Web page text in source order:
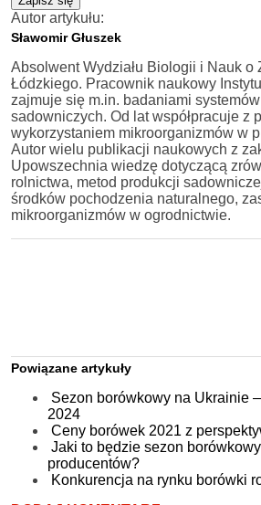
Autor artykułu:
Sławomir Głuszek
Absolwent Wydziału Biologii i Nauk o
Łódzkiego. Pracownik naukowy
zajmuje się m.in. badaniami
sadowniczych. Od lat współpracuje z
wykorzystaniem mikroorganizmów w
Autor wielu publikacji naukowych z
Upowszechnia wiedzę dotyczącą
rolnictwa, metod produkcji
środków pochodzenia naturalnego,
mikroorganizmów w ogrodnictwie.
Powiązane artykuły
Sezon borówkowy na Ukrainie
2024
Ceny borówek 2021 z
Jaki to będzie sezon
producentów?
Konkurencja na rynku borówki